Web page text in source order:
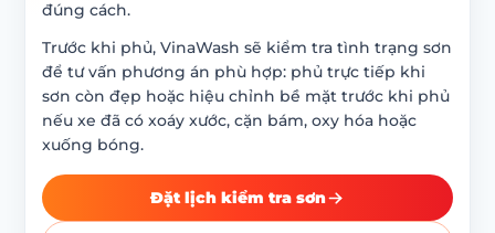
đúng cách.
Trước khi phủ, VinaWash sẽ kiểm tra tình trạng sơn
để tư vấn phương án phù hợp: phủ trực tiếp khi
sơn còn đẹp hoặc hiệu chỉnh bề mặt trước khi phủ
nếu xe đã có xoáy xước, cặn bám, oxy hóa hoặc
xuống bóng.
Đặt lịch kiểm tra sơn